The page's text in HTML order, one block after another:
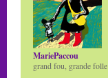
MariePaccou
grand fou, grande folle